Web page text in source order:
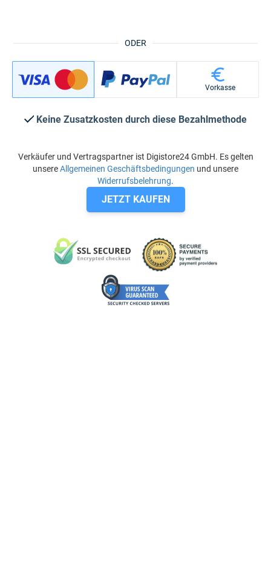
ODER
Vorkasse
Keine Zusatzkosten durch diese Bezahlmethode
Verkäufer und Vertragspartner ist Digistore24 GmbH. Es gelten
unsereAllgemeinen Geschäftsbedingungen und unsere
Widerrufsbelehrung.
JETZT KAUFEN